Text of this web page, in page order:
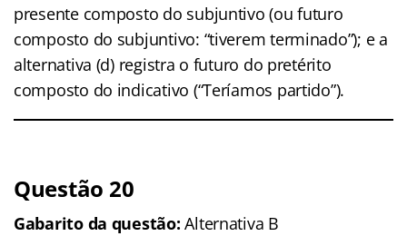
presente composto do subjuntivo (ou futuro
composto do subjuntivo: “tiverem terminado”); e a
alternativa (d) registra o futuro do pretérito
composto do indicativo (“Teríamos partido”).
Questão 20
Gabarito da questão: Alternativa B